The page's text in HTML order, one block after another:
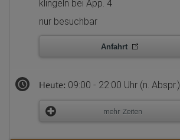
klingeln bei App. 4
nur besuchbar
Anfahrt
Heute: 09:00 - 22:00 Uhr (n. Abspr.)
mehr Zeiten